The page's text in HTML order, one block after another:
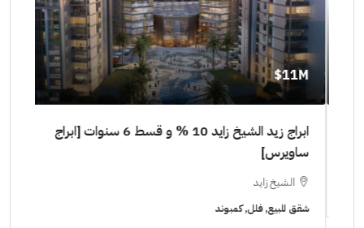
11M$
ابراج زيد الشيخ زايد 10 % و قسط 6 سنوات [ابراج
ساويرس]
الشيخ زايد
شقق للبيع, فلل, كمبوند